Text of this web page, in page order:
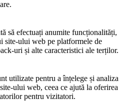
să efectuați anumite funcționalități,
site-ului web pe platformele de
uri și alte caracteristici ale terților.
utilizate pentru a înțelege și analiza
ului web, ceea ce ajută la oferirea
pentru vizitatori.